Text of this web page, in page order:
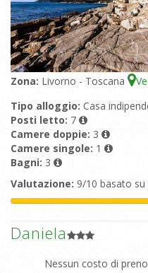
Zona: Livorno - Toscana
Tipo alloggio: Casa
Posti letto: 7
Camere doppie: 3
Camere singole: 1
Bagni: 3
Valutazione: 9/10 basato su
Daniela
Nessun costo di